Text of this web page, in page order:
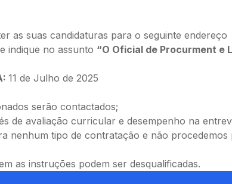
as suas candidaturas para o seguinte endereço
e indique no assunto “O Oficial de Procurment e
11 de Julho de 2025
serão contactados;
de avaliação curricular e desempenho na
nenhum tipo de contratação e não procedemos
as instruções podem ser desqualificadas.